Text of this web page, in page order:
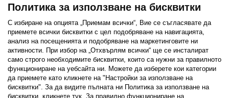
Последвайте ни:
FacebookTwitterYoutubePinterestInstagram
Политика за използване на бисквитки
С избиране на опцията „Приемам всички“, Вие се съгласявате да
приемете всички бисквитки с цел подобряване на навигацията,
анализ на посещенията и подобряване на маркетинговите ни
активности. При избор на „Отхвърлям всички“ ще се инсталират
само строго необходимитe бисквитки, които са нужни за правилното
функциониране на уебсайта ни. Можете да изберете кои категории
да приемете като кликнете на "Настройки за използване на
бисквитки". За да видите пълната ни Политика за използване на
бисквитки, кликнете тук. За правилно функциониране на